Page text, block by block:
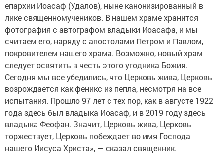
епархии Иоасаф (Удалов), ныне канонизированный в
лике священномучеников. В нашем храме хранится
фотография с автографом владыки Иоасафа, и мы
считаем его, наряду с апостолами Петром и Павлом,
покровителем нашего храма. Возможно, новый храм
следует освятить в честь этого угодника Божия.
Сегодня мы все убедились, что Церковь жива, Церковь
возрождается как феникс из пепла, несмотря на все
испытания. Прошло 97 лет с тех пор, как в августе 1922
года здесь был владыка Иоасаф, и в 2019 году здесь
владыка Феофан. Значит, Церковь жива, Церковь
торжествует, Церковь побеждает во имя Господа
нашего Иисуса Христа», — сказал священник.